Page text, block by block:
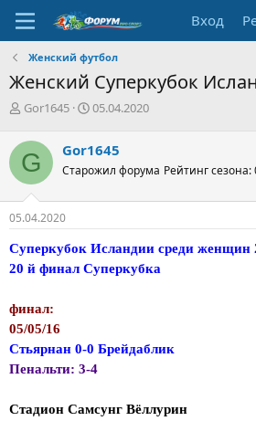
Вход
Женский футбол
Женский Суперкубок
А
т
о
р
т
е
м
Gor1645
Д
а
н
ч
а
05.04.2020
G Gor1645
Старожил форума Рейтинг сезона:
05.04.2020
Суперкубок Исландии среди женщин
20 й финал Суперкубка
финал:
05/05/16
Стьярнан 0-0 Брейдаблик
Пенальти: 3-4
Стадион Самсунг Вёллурин